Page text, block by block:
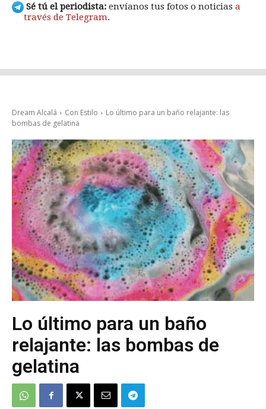
Sé tú el periodista: envíanos tus fotos o noticias a
través de Telegram.